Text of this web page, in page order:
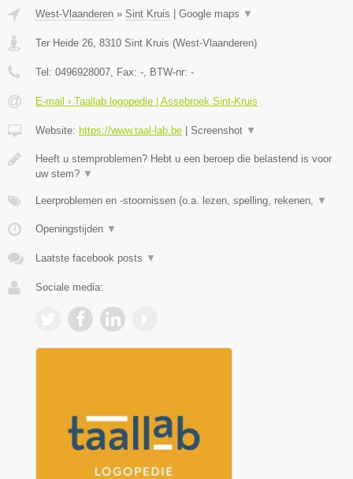
West-Vlaanderen » Sint Kruis Google maps ▼
Ter Heide 26, 8310 Sint Kruis (West-Vlaanderen)
Tel: 0496928007, Fax: -, BTW-nr: -
E-mail › Taallab logopedie | Assebroek Sint-Kruis
Website: https://www.taal-lab.be Screenshot ▼
Heeft u stemproblemen? Hebt u een beroep die belastend is voor
uw stem? ▼
Leerproblemen en -stoornissen (o.a. lezen, spelling, rekenen, ▼
Openingstijden ▼
Laatste facebook posts ▼
Sociale media: